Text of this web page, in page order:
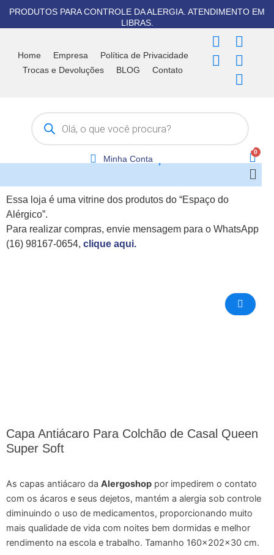
conteúdo
PRODUTOS PARA CONTROLE DA ALERGIA. ATENDIMENTO EM
LIBRAS.
Home Empresa
Política de Privacidade
Trocas e Devoluções
BLOG Contato
F
a
c
o
k
I
n
s
t
g
a
m
T
i
k
k
Y
o
u
t
b
W
h
a
t
a
p
p
Minha Conta
Pesquisar
produtos
Essa loja é uma vitrine dos produtos do “Espaço do
Alérgico”.
Para realizar compras, envie mensagem para o WhatsApp
(16) 98167-0654, clique aqui.
Capa Antiácaro Para Colchão de Casal Queen
Super Soft
As capas antiácaro da Alergoshop por impedirem o contato
com os ácaros e seus dejetos, mantém a alergia sob controle
diminuindo o uso de medicamentos, proporcionando muito
mais qualidade de vida com noites bem dormidas e melhor
rendimento na escola e trabalho. Tamanho 160x202x30 cm.